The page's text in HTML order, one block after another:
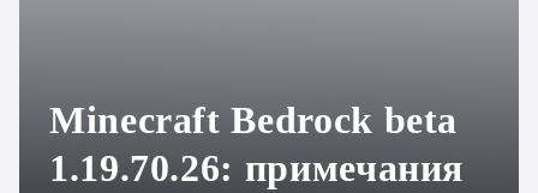
Minecraft Bedrock beta
1.19.70.26: примечания